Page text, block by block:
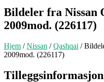
Bildeler fra Nissan
2009mod. (226117)
Hjem /Nissan /Qashqai /
2009mod. (226117)
Tilleggsinformasjon